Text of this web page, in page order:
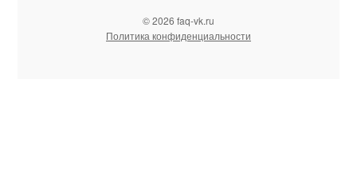
© 2026 faq-vk.ru
Политика конфиденциальности